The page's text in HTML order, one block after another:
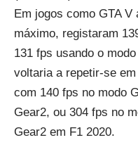
Em jogos como GTA
máximo, registaram
131 fps usando o
voltaria a repetir-se
com 140 fps no modo
Gear2, ou 304 fps no
Gear2 em F1 2020.